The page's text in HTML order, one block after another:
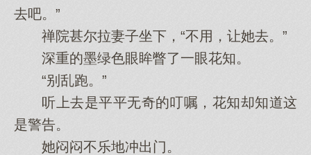
去吧。”
禅院甚尔拉妻子坐下，“不用，让她去。”
深重的墨绿色眼眸瞥了一眼花知。
“别乱跑。”
听上去是平平无奇的叮嘱，花知却知道这
是警告。
她闷闷不乐地冲出门。